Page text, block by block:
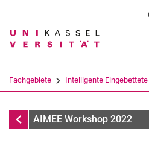
Suchbegriff
Suchen
Fachgebiete Intelligente Eingebettete
Fachgebiete
AIMEE Workshop 2022